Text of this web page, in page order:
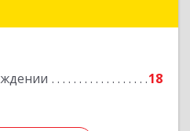
18